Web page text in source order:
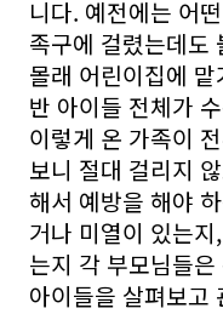
니다. 예전에는 어
족구에 걸렸는데도
몰래 어린이집에
반 아이들 전체가
이렇게 온 가족이
보니 절대 걸리지
해서 예방을 해야
거나 미열이 있는
는지 각 부모님들
아이들을 살펴보고